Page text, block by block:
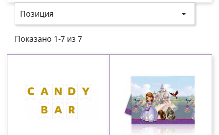
Позиция 
Показано 1-7 из 7